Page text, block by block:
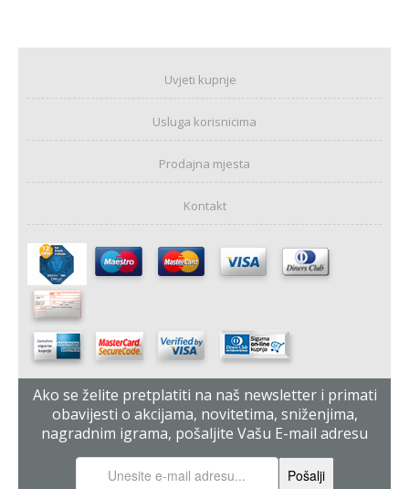
Uvjeti kupnje
Usluga korisnicima
Prodajna mjesta
Kontakt
Ako se želite pretplatiti na naš newsletter i primati
obavijesti o akcijama, novitetima, sniženjima,
nagradnim igrama, pošaljite Vašu E-mail adresu